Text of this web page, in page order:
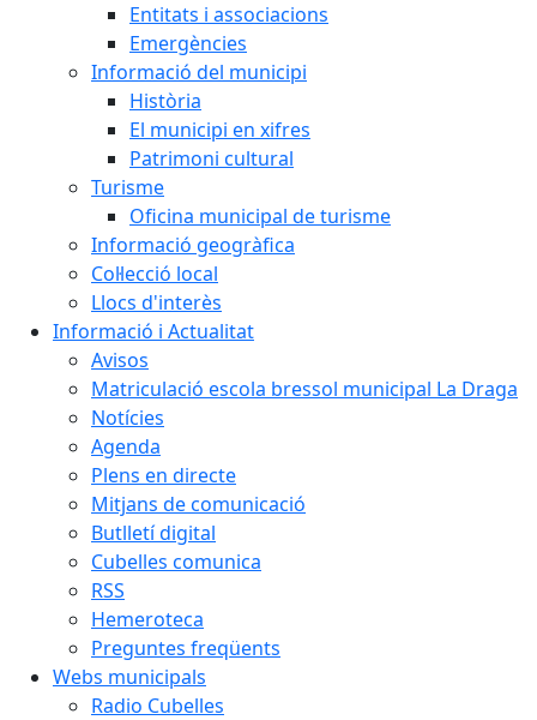
Entitats i associacions
Emergències
Informació del municipi
Història
El municipi en xifres
Patrimoni cultural
Turisme
Oficina municipal de turisme
Informació geogràfica
Col·lecció local
Llocs d'interès
Informació i Actualitat
Avisos
Matriculació escola bressol municipal La Draga
Notícies
Agenda
Plens en directe
Mitjans de comunicació
Butlletí digital
Cubelles comunica
RSS
Hemeroteca
Preguntes freqüents
Webs municipals
Radio Cubelles